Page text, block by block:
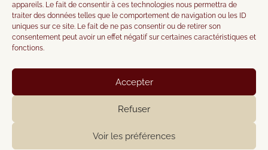
appareils. Le fait de consentir à ces technologies nous permettra de
traiter des données telles que le comportement de navigation ou les ID
uniques sur ce site. Le fait de ne pas consentir ou de retirer son
consentement peut avoir un effet négatif sur certaines caractéristiques et
fonctions.
Accepter
Refuser
Voir les préférences